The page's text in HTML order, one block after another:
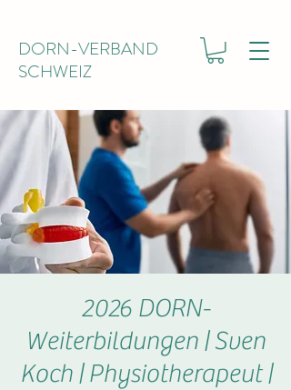
DORN-VERBAND
SCHWEIZ
2026 DORN-
Weiterbildungen | Sven
Koch | Physiotherapeut |